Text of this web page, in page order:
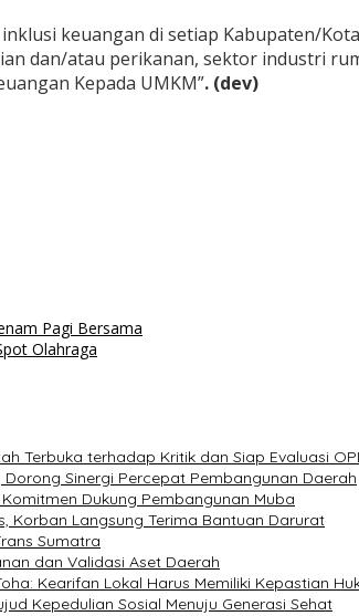
keuangan di setiap Kabupaten/
dan/atau perikanan, sektor industri
Kepada UMKM”. (dev)
Pagi Bersama
Olahraga
Terbuka terhadap Kritik dan Siap Evaluasi
Sinergi Percepat Pembangunan Daerah
Dukung Pembangunan Muba
Korban Langsung Terima Bantuan Darurat
Sumatra
dan Validasi Aset Daerah
Kearifan Lokal Harus Memiliki Kepastian
Kepedulian Sosial Menuju Generasi Sehat